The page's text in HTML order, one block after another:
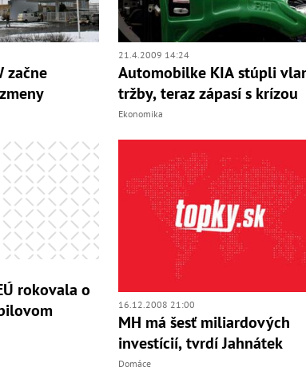
začne
21.4.2009 14:24
Automobilke KIA stúpli
tržby, teraz zápasí s krízou
Ekonomika
rokovala o
16.12.2008 21:00
MH má šesť miliardových
investícií, tvrdí Jahnátek
Domáce